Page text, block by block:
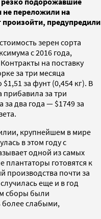
не переложили на
произойти, предупредили
зерен сорта
с 2016 года,
на поставку
за три месяца
за фунт (0,454 кг). В
прибавила за три
за два года — $1749 за
крупнейшем в мире
в этом году с
одной из самых
плантаторы готовятся к
производства почти за
еще и в год
сборы были
слабыми,